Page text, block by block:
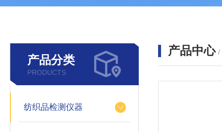
产品分类
PRODUCTS
纺织品检测仪器
产品中心 /